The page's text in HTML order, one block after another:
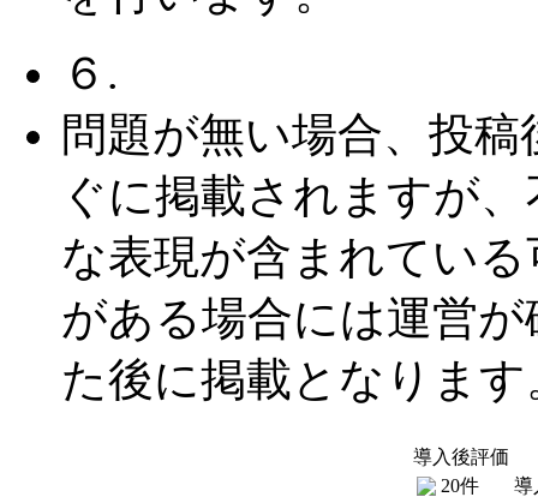
６.
問題が無い場合、投稿
ぐに掲載されますが
な表現が含まれている
がある場合には運営が
た後に掲載となります
導入後評価
20件
導